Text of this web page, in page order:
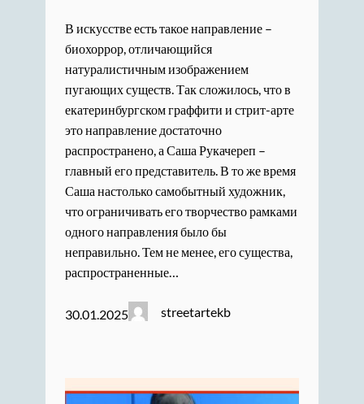
В искусстве есть такое направление –
биохоррор, отличающийся
натуралистичным изображением
пугающих существ. Так сложилось, что в
екатеринбургском граффити и стрит-арте
это направление достаточно
распространено, а Саша Рукачереп –
главный его представитель. В то же время
Саша настолько самобытный художник,
что ограничивать его творчество рамками
одного направления было бы
неправильно. Тем не менее, его существа,
распространенные…
30.01.2025 streetartekb